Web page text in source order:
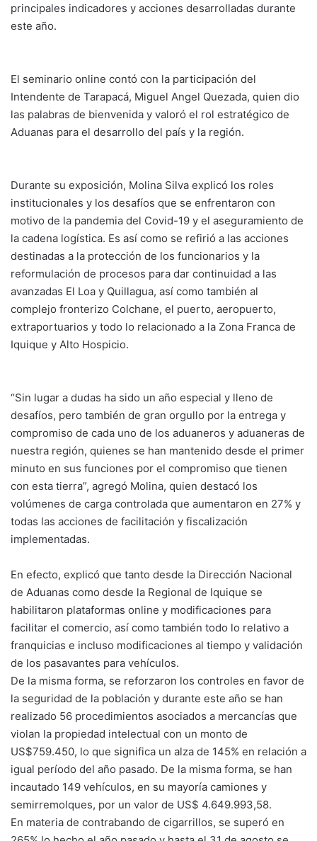
principales indicadores y acciones desarrolladas durante
este año.
El seminario online contó con la participación del
Intendente de Tarapacá, Miguel Angel Quezada, quien dio
las palabras de bienvenida y valoró el rol estratégico de
Aduanas para el desarrollo del país y la región.
Durante su exposición, Molina Silva explicó los roles
institucionales y los desafíos que se enfrentaron con
motivo de la pandemia del Covid-19 y el aseguramiento de
la cadena logística. Es así como se refirió a las acciones
destinadas a la protección de los funcionarios y la
reformulación de procesos para dar continuidad a las
avanzadas El Loa y Quillagua, así como también al
complejo fronterizo Colchane, el puerto, aeropuerto,
extraportuarios y todo lo relacionado a la Zona Franca de
Iquique y Alto Hospicio.
“Sin lugar a dudas ha sido un año especial y lleno de
desafíos, pero también de gran orgullo por la entrega y
compromiso de cada uno de los aduaneros y aduaneras de
nuestra región, quienes se han mantenido desde el primer
minuto en sus funciones por el compromiso que tienen
con esta tierra”, agregó Molina, quien destacó los
volúmenes de carga controlada que aumentaron en 27% y
todas las acciones de facilitación y fiscalización
implementadas.
En efecto, explicó que tanto desde la Dirección Nacional
de Aduanas como desde la Regional de Iquique se
habilitaron plataformas online y modificaciones para
facilitar el comercio, así como también todo lo relativo a
franquicias e incluso modificaciones al tiempo y validación
de los pasavantes para vehículos.
De la misma forma, se reforzaron los controles en favor de
la seguridad de la población y durante este año se han
realizado 56 procedimientos asociados a mercancías que
violan la propiedad intelectual con un monto de
US$759.450, lo que significa un alza de 145% en relación a
igual período del año pasado. De la misma forma, se han
incautado 149 vehículos, en su mayoría camiones y
semirremolques, por un valor de US$ 4.649.993,58.
En materia de contrabando de cigarrillos, se superó en